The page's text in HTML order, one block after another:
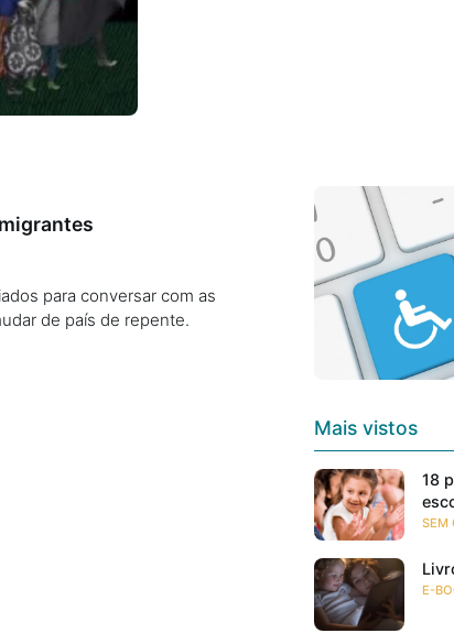
para conversar com as
de país de repente.
Mais vistos
18
SEM
E-